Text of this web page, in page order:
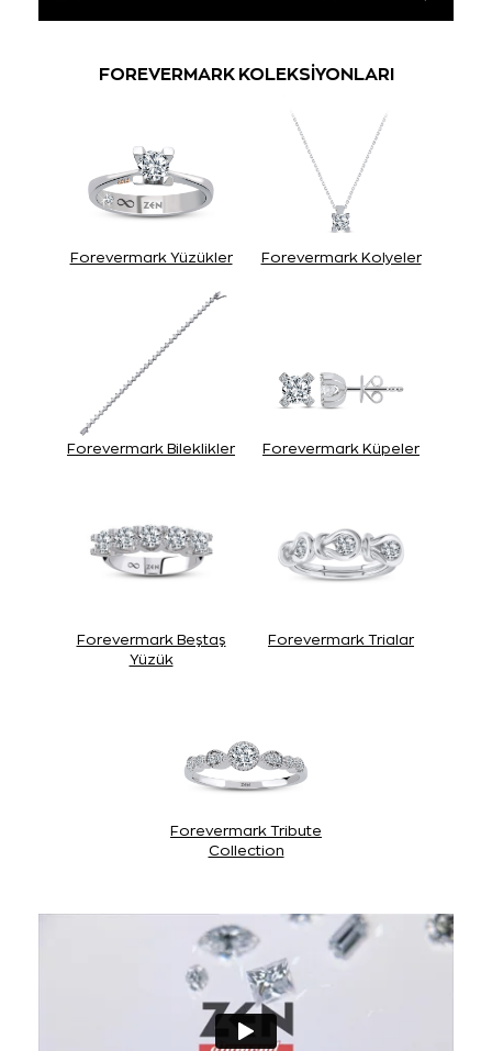
FOREVERMARK KOLEKSİYONLARI
Forevermark Yüzükler Forevermark Kolyeler
Forevermark Bileklikler Forevermark Küpeler
Forevermark Beştaş
Yüzük
Forevermark Trialar
Forevermark Tribute
Collection